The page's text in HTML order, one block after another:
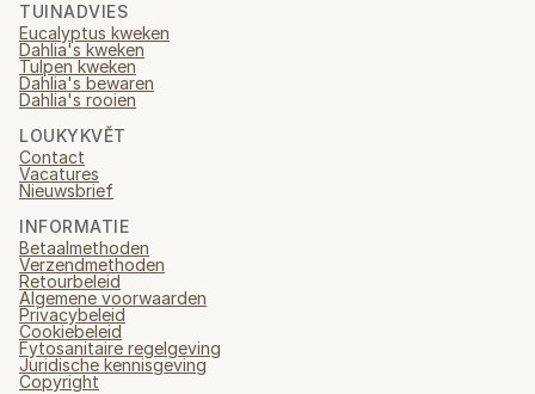
TUINADVIES
Eucalyptus kweken
Dahlia's kweken
Tulpen kweken
Dahlia's bewaren
Dahlia's rooien
LOUKYKVĚT
Contact
Vacatures
Nieuwsbrief
INFORMATIE
Betaalmethoden
Verzendmethoden
Retourbeleid
Algemene voorwaarden
Privacybeleid
Cookiebeleid
Fytosanitaire regelgeving
Juridische kennisgeving
Copyright